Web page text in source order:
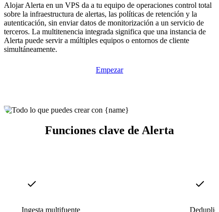
Alojar Alerta en un VPS da a tu equipo de operaciones control total
sobre la infraestructura de alertas, las políticas de retención y la
autenticación, sin enviar datos de monitorización a un servicio de
terceros. La multitenencia integrada significa que una instancia de
Alerta puede servir a múltiples equipos o entornos de cliente
simultáneamente.
Empezar
Funciones clave de Alerta
Ingesta multifuente